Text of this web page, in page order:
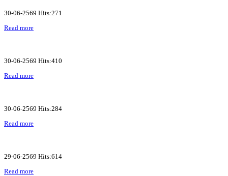
30-06-2569 Hits:271
Read more
30-06-2569 Hits:410
Read more
30-06-2569 Hits:284
Read more
29-06-2569 Hits:614
Read more